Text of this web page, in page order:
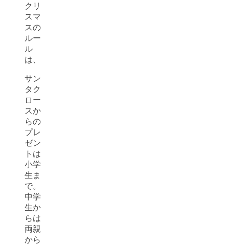
クリ
スマ
スの
ルー
ル
は、
サン
タク
ロー
スか
らの
プレ
ゼン
トは
小学
生ま
で。
中学
生か
らは
両親
から